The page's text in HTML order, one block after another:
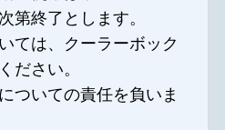
第終了とします。
ては、クーラーボック
ださい。
ついての責任を負いま